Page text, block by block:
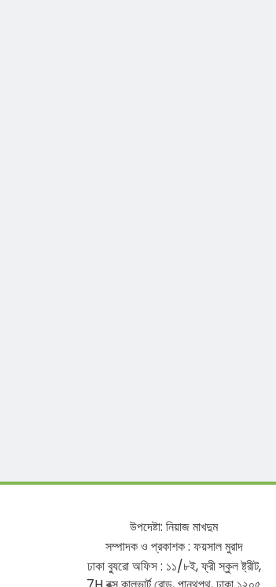
উপদেষ্টা: নিয়াজমাখদুম
সম্পাদকও প্রকাশক: ফয়সালমুরাদ
ঢাকাব্যুরোঅফিস: ১১/৮ই,ফ্রীস্কুলষ্ট্রীট,